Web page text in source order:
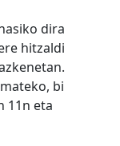
dira
hitzaldi
bi
11n eta